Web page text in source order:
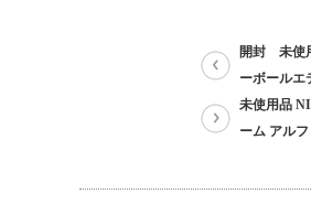
開封 未使
ーボールエ
未使用品
ーム アル